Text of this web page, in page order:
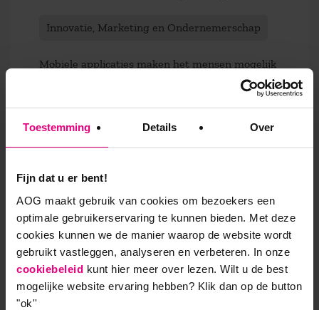
Toestemming Details Over
Fijn dat u er bent!
AOG maakt gebruik van cookies om bezoekers een
optimale gebruikerservaring te kunnen bieden. Met deze
cookies kunnen we de manier waarop de website wordt
gebruikt vastleggen, analyseren en verbeteren. In onze
cookiebeleid kunt hier meer over lezen. Wilt u de best
mogelijke website ervaring hebben? Klik dan op de button
"ok''
Innovatie, Marketing en Ondernemerschap
Mobiele applicaties maken het mensen mogelijk
om hun dagelijkse gewoonten en gevoelens heel
Lees meer